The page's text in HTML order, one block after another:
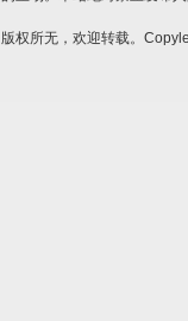
版权所无，欢迎转载。